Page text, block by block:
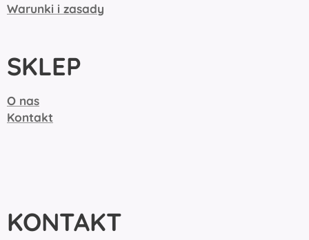
Warunki i zasady
SKLEP
O nas
Kontakt
KONTAKT